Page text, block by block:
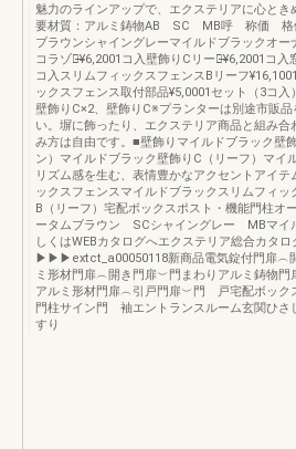
魅力のラインアップで、エクステリアに心とき
要材質：アルミ鋳物AB SC MB呼 称価 格
ブラウンシャイングレーマイルドブラックオー
コラゾン̶̶¥6,2001コ入壁飾りCリーフ̶̶¥6,2001コ入
コ入スリムフィックスフェンスBリーフ
ックスフェンス取付部品¥5,0001セット（3コ入
壁飾りC×2、壁飾りC※プランターは別途市販品
い。塀に飾ったり、エクステリア商品と組み合
み方は自由です。■壁飾りマイルドブラック壁
ン）マイルドブラック壁飾りC（リーフ）マイ
リズム感を生む、表情豊かなアクセントアイテ
ックスフェンスマイルドブラックスリムフィッ
B（リーフ）宅配ボックスポスト・機能門柱オ
ータムブラウン SCシャイングレー MBマイ
しくはWEBカタログへエクステリア総合カタロ
▶▶▶extct_a00050118新商品電気錠付門扉︵
ミ形材門扉︵開き門扉︶門まわりアルミ鋳物門
アルミ形材門扉︵引戸門扉︶門 戸宅配ボック
門柱サイン門 袖エントランスルーム玄関ひさ
すり